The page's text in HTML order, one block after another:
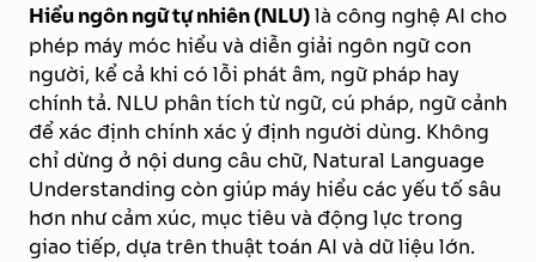
Hiểu ngôn ngữ tự nhiên (NLU)là công nghệ AI cho
phép máy móc hiểu và diễn giải ngôn ngữ con
người, kể cả khi có lỗi phát âm, ngữ pháp hay
chính tả. NLU phân tích từ ngữ, cú pháp, ngữ cảnh
để xác định chính xác ý định người dùng. Không
chỉ dừng ở nội dung câu chữ, Natural Language
Understanding còn giúp máy hiểu các yếu tố sâu
hơn như cảm xúc, mục tiêu và động lực trong
giao tiếp, dựa trên thuật toán AI và dữ liệu lớn.